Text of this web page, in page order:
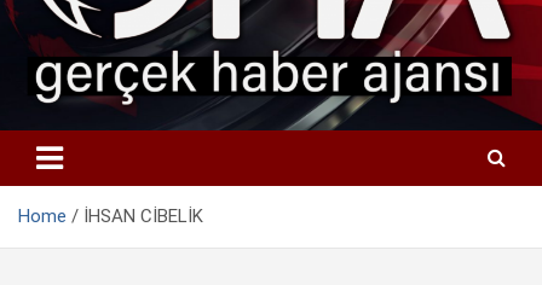
Home İHSAN CİBELİK